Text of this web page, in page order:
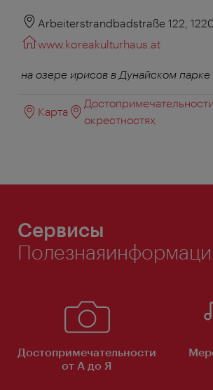
Arbeiterstrandbadstraße 122,
www.koreakulturhaus.at
на озере ирисов в Дунайском парке
Карта
окрестностях
Сервисы
Достопримечательности
от А до Я